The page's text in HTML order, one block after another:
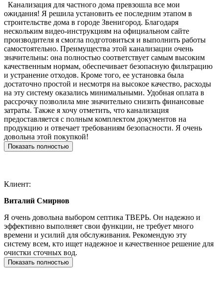
Канализация для частного дома превзошла все мои
ожидания! Я решила установить ее последним этапом в
строительстве дома в городе Звенигород. Благодаря
нескольким видео-инструкциям на официальном сайте
производителя я смогла подготовиться и выполнить работы
самостоятельно. Преимущества этой канализации очень
значительны: она полностью соответствует самым высоким
качественным нормам, обеспечивает безопасную фильтрацию
и устранение отходов. Кроме того, ее установка была
достаточно простой и несмотря на высокое качество, расходы
на эту систему оказались минимальными. Удобная оплата в
рассрочку позволила мне значительно снизить финансовые
затраты. Также я хочу отметить, что канализация
предоставляется с полным комплектом документов на
продукцию и отвечает требованиям безопасности. Я очень
довольна этой покупкой!
Показать полностью
Клиент:
Виталий Смирнов
Я очень довольна выбором септика ТВЕРЬ. Он надежно и
эффективно выполняет свои функции, не требует много
времени и усилий для обслуживания. Рекомендую эту
систему всем, кто ищет надежное и качественное решение для
очистки сточных вод.
Показать полностью